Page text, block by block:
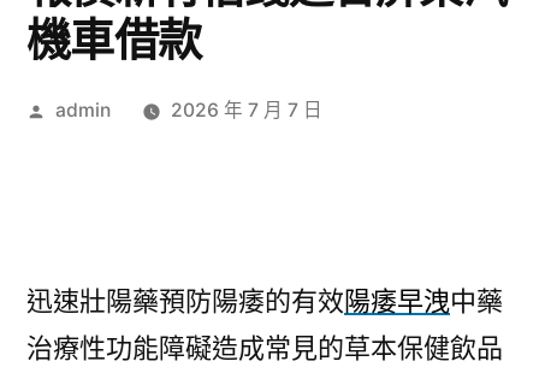
機車借款
作
admin 2026 年 7 月 7 日
迅速壯陽藥預防陽痿的有效陽痿早洩中藥
治療性功能障礙造成常見的草本保健飲品